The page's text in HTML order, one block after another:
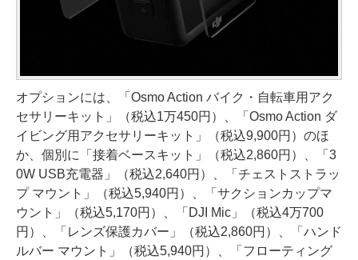
オプションには、「Osmo Action バイク・自転車用アク
セサリーキット」（税込1万450円）、「Osmo Action ダ
イビング用アクセサリーキット」（税込9,900円）のほ
か、個別に「接着ベースキット」（税込2,860円）、「3
0W USB充電器」（税込2,640円）、「チェストストラッ
プ マウント」（税込5,940円）、「サクションカップマ
ウント」（税込5,170円）、「DJI Mic」（税込4万700
円）、「レンズ保護カバー」（税込2,860円）、「ハンド
ルバー マウント」（税込5,940円）、「フローティング